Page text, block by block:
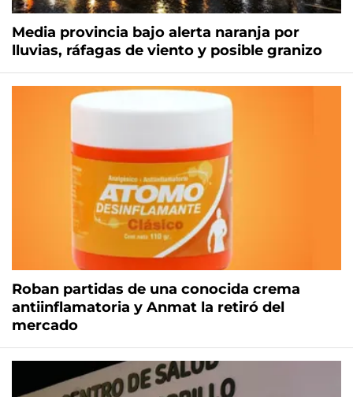
Media provincia bajo alerta naranja por
lluvias, ráfagas de viento y posible granizo
Roban partidas de una conocida crema
antiinflamatoria y Anmat la retiró del
mercado